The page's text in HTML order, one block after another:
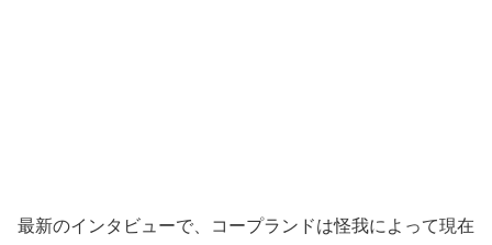
最新のインタビューで、コープランドは怪我によって現在